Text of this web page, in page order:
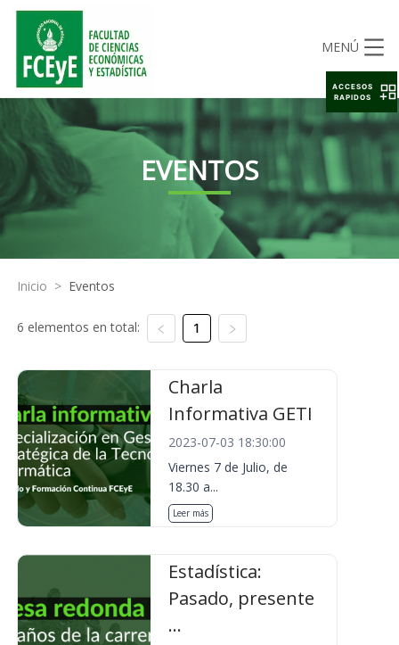
MENÚ
EVENTOS
Inicio > Eventos
6 elementos en total: 1
Charla
Informativa GETI
2023-07-03 18:30:00
Viernes 7 de Julio, de
18.30 a...
Leer más
Estadística:
Pasado, presente
...
ACCESOS
RAPIDOS